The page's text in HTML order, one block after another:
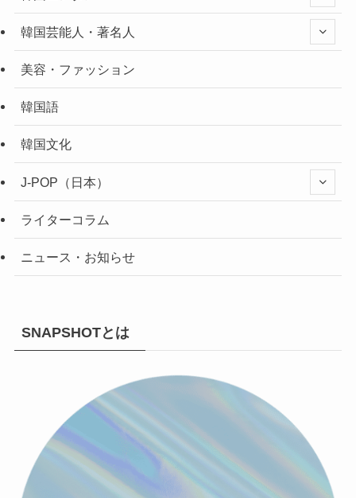
韓国芸能人・著名人
美容・ファッション
韓国語
韓国文化
J-POP（日本）
ライターコラム
ニュース・お知らせ
SNAPSHOTとは